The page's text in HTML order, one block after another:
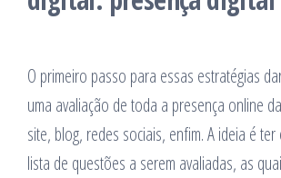
O primeiro passo para essas estratégias
uma avaliação de toda a presença online
site, blog, redes sociais, enfim. A ideia é ter
lista de questões a serem avaliadas, as